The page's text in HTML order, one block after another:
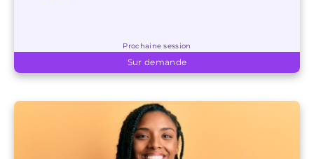
Prochaine session
Sur demande